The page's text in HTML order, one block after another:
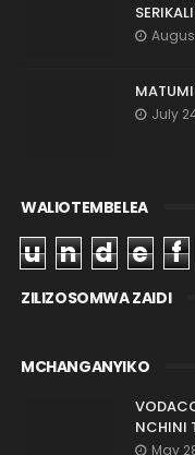
July
WALIOTEMBELEA
u n d e f
ZILIZOSOMWA ZAIDI
MCHANGANYIKO
NCHINI
May